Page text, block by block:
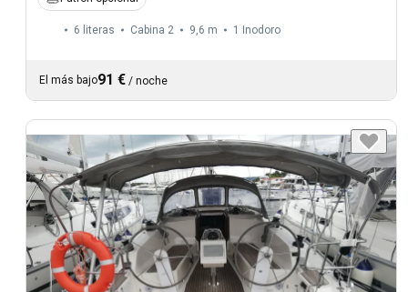
6 literas Cabina 2 9,6 m 1 Inodoro
El más bajo91 € / noche